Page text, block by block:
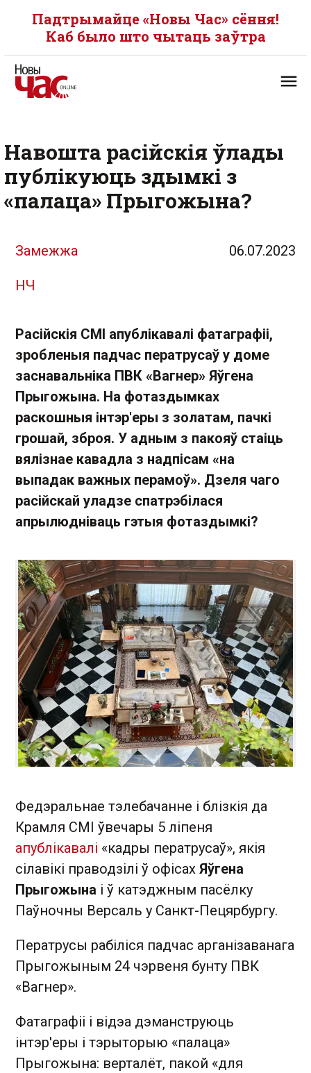
Падтрымайце «Новы Час» сёння!
Каб было што чытаць заўтра
Навошта расійскія ўлады
публікуюць здымкі з
«палаца» Прыгожына?
Замежжа 06.07.2023
НЧ
Расійскія СМІ апублікавалі фатаграфіі,
зробленыя падчас ператрусаў у доме
заснавальніка ПВК «Вагнер» Яўгена
Прыгожына. На фотаздымках
раскошныя інтэр'еры з золатам, пачкі
грошай, зброя. У адным з пакояў стаіць
вялізнае кавадла з надпісам «на
выпадак важных перамоў». Дзеля чаго
расійскай уладзе спатрэбілася
апрылюдніваць гэтыя фотаздымкі?
Федэральнае тэлебачанне і блізкія да
Крамля СМІ ўвечары 5 ліпеня
апублікавалі «кадры ператрусаў», якія
сілавікі праводзілі ў офісах Яўгена
Прыгожына і ў катэджным пасёлку
Паўночны Версаль у Санкт-Пецярбургу.
Ператрусы рабіліся падчас арганізаванага
Прыгожыным 24 чэрвеня бунту ПВК
«Вагнер».
Фатаграфіі і відэа дэманструюць
інтэр'еры і тэрыторыю «палаца»
Прыгожына: верталёт, пакой «для